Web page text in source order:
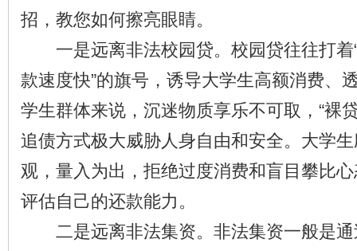
招，教您如何擦亮眼睛。
一是远离非法校园贷。校园贷往往打着
款速度快”的旗号，诱导大学生高额消费、
学生群体来说，沉迷物质享乐不可取，“裸
追债方式极大威胁人身自由和安全。大学
观，量入为出，拒绝过度消费和盲目攀比
评估自己的还款能力。
二是远离非法集资。非法集资一般是通